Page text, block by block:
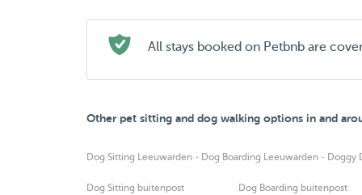
All stays booked on Petbnb are
Other pet sitting and dog walking options in and
Dog Sitting Leeuwarden · Dog Boarding Leeuwarden · Doggy
Dog Sitting buitenpost
Dog Boarding buitenpost